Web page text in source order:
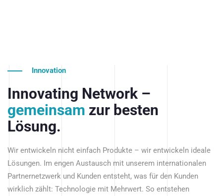
Innovation
Innovating Network –
gemeinsam zur besten
Lösung.
Wir entwickeln nicht einfach Produkte – wir entwickeln ideale
Lösungen. Im engen Austausch mit unserem internationalen
Partnernetzwerk und Kunden entsteht, was für den Kunden
wirklich zählt: Technologie mit Mehrwert. So entstehen